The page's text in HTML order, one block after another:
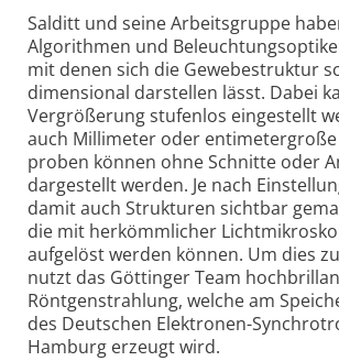
Salditt und seine Arbeitsgruppe
Algorithmen und
mit denen sich die Gewebe­struktur
dimensional darstellen lässt. Dabei
Vergrößerung stufenlos eingestellt
auch Millimeter oder
proben können ohne Schnitte oder
dargestellt werden. Je nach
damit auch Strukturen sichtbar
die mit herkömm­licher
aufgelöst werden können. Um dies
nutzt das Göttinger Team
Röntgenstrahlung, welche am
des Deutschen Elektronen-
Hamburg erzeugt wird.